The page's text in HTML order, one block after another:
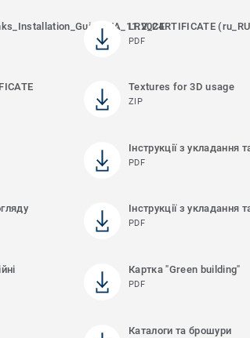
LRV_CERTIFICATE
PDF
Textures for 3D usage
ZIP
Інструкції з укладання
PDF
Інструкції з укладання
PDF
Картка "Green building"
PDF
Каталоги та брошури